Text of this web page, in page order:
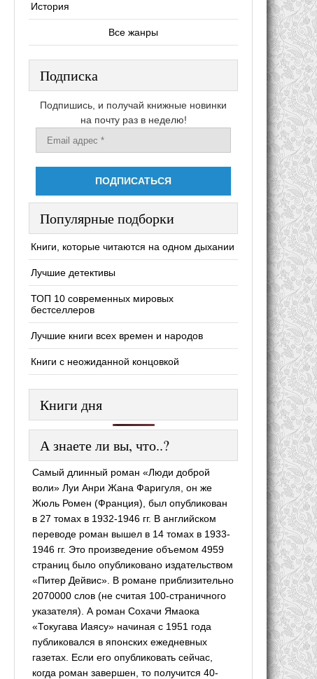
История
Все жанры
Подписка
Подпишись, и получай книжные новинки
на почту раз в неделю!
Популярные подборки
Книги, которые читаются на одном дыхании
Лучшие детективы
ТОП 10 современных мировых
бестселлеров
Лучшие книги всех времен и народов
Книги с неожиданной концовкой
Книги дня
А знаете ли вы, что..?
Самый длинный роман «Люди доброй
воли» Луи Анри Жана Фаригуля, он же
Жюль Ромен (Франция), был опубликован
в 27 томах в 1932-1946 гг. В английском
переводе роман вышел в 14 томах в 1933-
1946 гг. Это произведение объемом 4959
страниц было опубликовано издательством
«Питер Дейвис». В романе приблизительно
2070000 слов (не считая 100-страничного
указателя). А роман Сохачи Ямаока
«Токугава Иаясу» начиная с 1951 года
публиковался в японских ежедневных
газетах. Если его опубликовать сейчас,
когда роман завершен, то получится 40-